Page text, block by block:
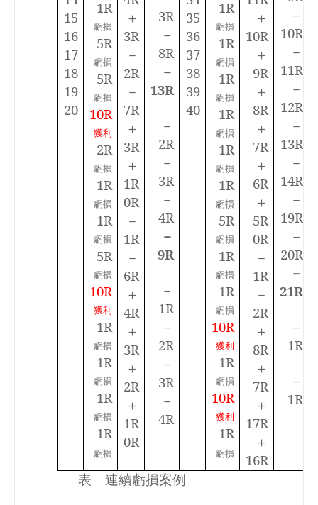
15
16
17
18
19
20
1R
虧損
5R
虧損
5R
虧損
10R
獲利
2R
虧損
1R
虧損
1R
虧損
5R
虧損
10R
獲利
1R
虧損
1R
虧損
1R
虧損
1R
虧損
＋
3R
－
2R
－
7R
＋
3R
＋
1R
0R
－
1R
－
6R
＋
4R
＋
3R
＋
2R
＋
1R
0R
3R
－
8R
－
13R
－
2R
－
3R
－
4R
－
9R
－
1R
－
2R
－
3R
－
4R
35
36
37
38
39
40
1R
虧損
1R
虧損
1R
虧損
1R
虧損
1R
虧損
1R
虧損
5R
虧損
1R
虧損
1R
虧損
10R
獲利
1R
虧損
10R
獲利
1R
虧損
＋
10R
＋
9R
＋
8R
＋
7R
＋
6R
＋
5R
0R
－
1R
－
2R
＋
8R
＋
7R
＋
17R
＋
16R
－
10R
－
11R
－
12R
－
13R
－
14R
－
19R
－
20R
－
21R
－
1R
－
1R
表 連續虧損案例